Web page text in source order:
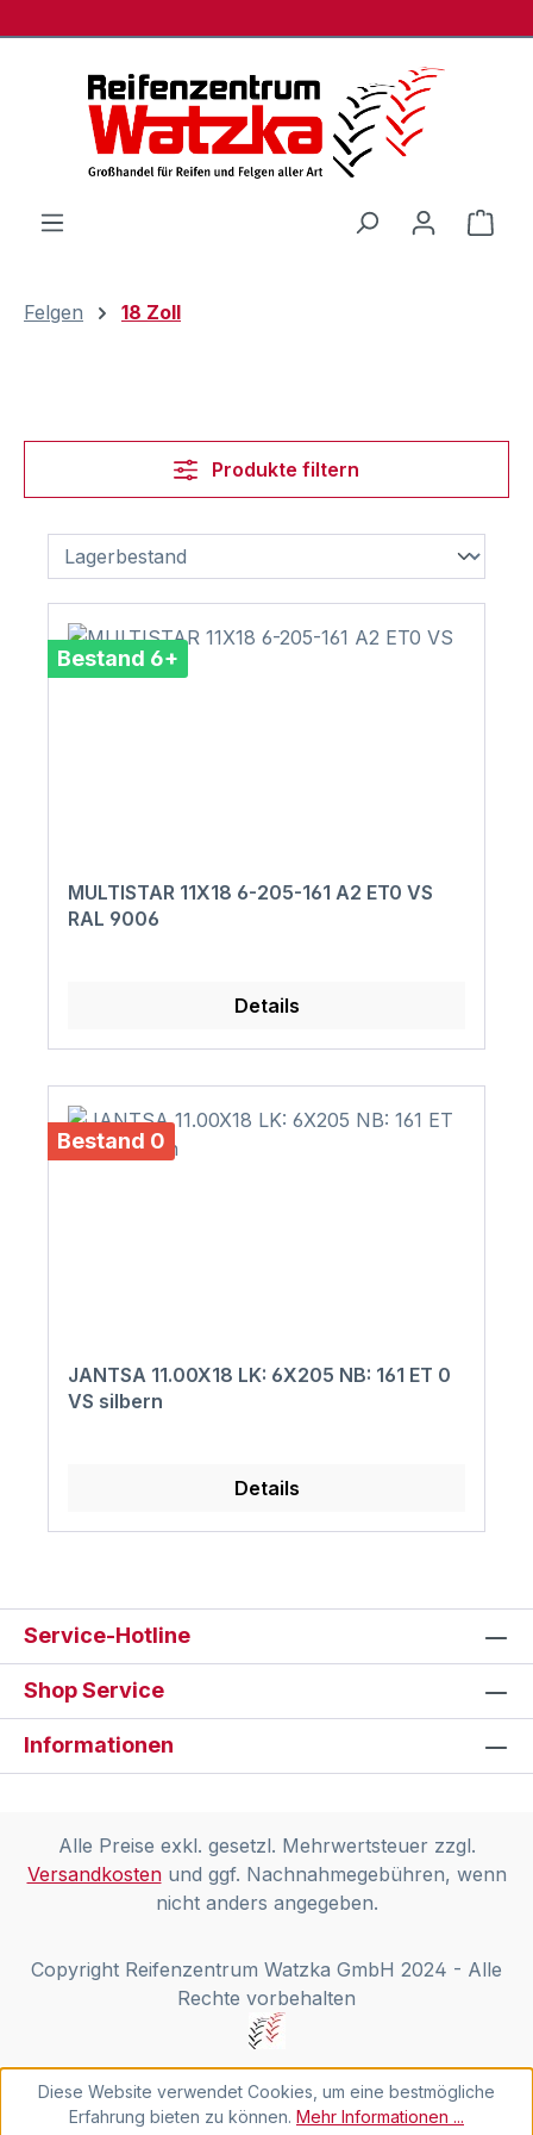
Felgen 18 Zoll
Produkte filtern
Bestand 6+
MULTISTAR 11X18 6-205-161 A2 ET0 VS
RAL 9006
Details
Bestand 0
JANTSA 11.00X18 LK: 6X205 NB: 161 ET 0
VS silbern
Details
Service-Hotline
Shop Service
Informationen
Alle Preise exkl. gesetzl. Mehrwertsteuer zzgl.
Versandkostenund ggf. Nachnahmegebühren, wenn
nicht anders angegeben.
Copyright Reifenzentrum Watzka GmbH 2024 - Alle
Rechte vorbehalten
Diese Website verwendet Cookies, um eine bestmögliche
Erfahrung bieten zu können. Mehr Informationen ...